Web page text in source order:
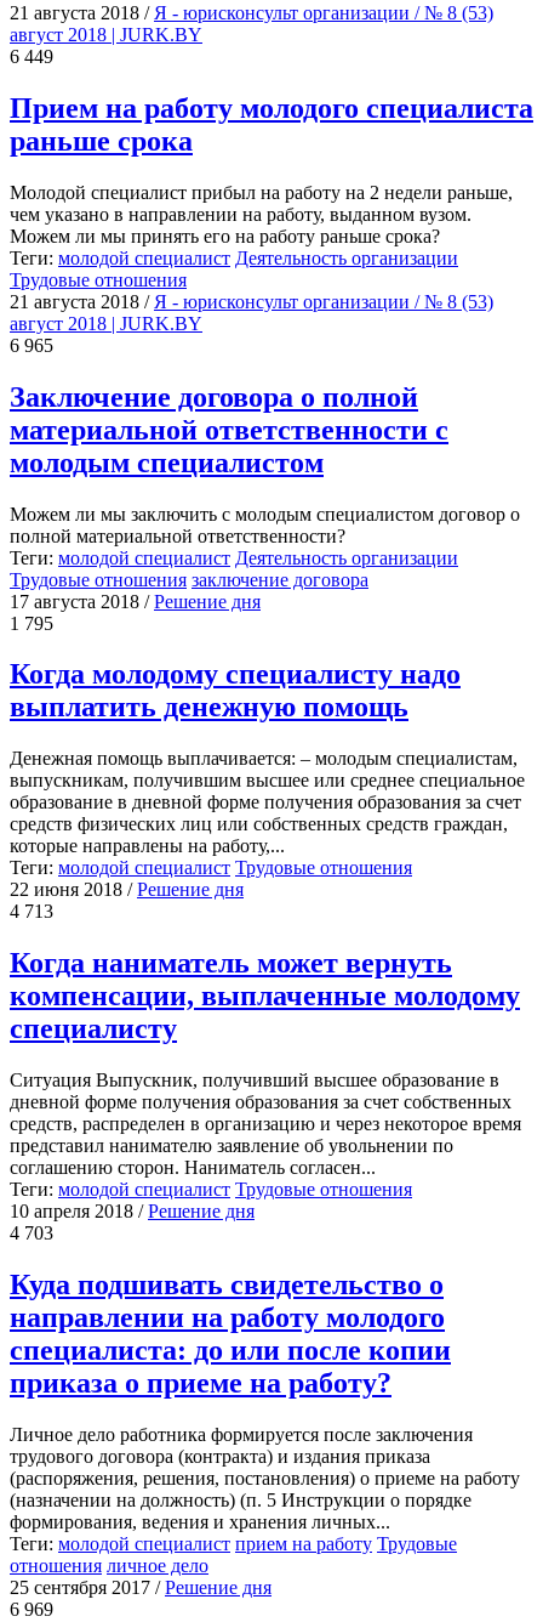
21 августа 2018 / Я - юрисконсульт организации / № 8 (53)
август 2018 | JURK.BY
6 449
Прием на работу молодого специалиста
раньше срока
Молодой специалист прибыл на работу на 2 недели раньше,
чем указано в направлении на работу, выданном вузом.
Можем ли мы принять его на работу раньше срока?
Теги: молодой специалист Деятельность организации
Трудовые отношения
21 августа 2018 / Я - юрисконсульт организации / № 8 (53)
август 2018 | JURK.BY
6 965
Заключение договора о полной
материальной ответственности с
молодым специалистом
Можем ли мы заключить с молодым специалистом договор о
полной материальной ответственности?
Теги: молодой специалист Деятельность организации
Трудовые отношения заключение договора
17 августа 2018 /Решение дня
1 795
Когда молодому специалисту надо
выплатить денежную помощь
Денежная помощь выплачивается: – молодым специалистам,
выпускникам, получившим высшее или среднее специальное
образование в дневной форме получения образования за счет
средств физических лиц или собственных средств граждан,
которые направлены на работу,...
Теги: молодой специалист Трудовые отношения
22 июня 2018 /Решение дня
4 713
Когда наниматель может вернуть
компенсации, выплаченные молодому
специалисту
Ситуация Выпускник, получивший высшее образование в
дневной форме получения образования за счет собственных
средств, распределен в организацию и через некоторое время
представил нанимателю заявление об увольнении по
соглашению сторон. Наниматель согласен...
Теги: молодой специалист Трудовые отношения
10 апреля 2018 /Решение дня
4 703
Куда подшивать свидетельство о
направлении на работу молодого
специалиста: до или после копии
приказа о приеме на работу?
Личное дело работника формируется после заключения
трудового договора (контракта) и издания приказа
(распоряжения, решения, постановления) о приеме на работу
(назначении на должность) (п. 5 Инструкции о порядке
формирования, ведения и хранения личных...
Теги: молодой специалист прием на работу Трудовые
отношения личное дело
25 сентября 2017 /Решение дня
6 969